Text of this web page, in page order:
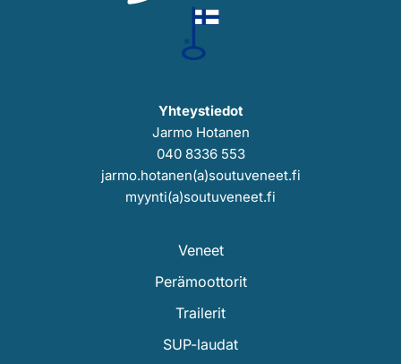
Yhteystiedot
Jarmo Hotanen
040 8336 553
jarmo.hotanen(a)soutuveneet.fi
myynti(a)soutuveneet.fi
Veneet
Perämoottorit
Trailerit
SUP-laudat